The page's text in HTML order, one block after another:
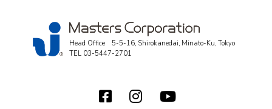
Head Office 5-5-16, Shirokanedai, Minato-Ku, Tokyo
TEL 03-5447-2701